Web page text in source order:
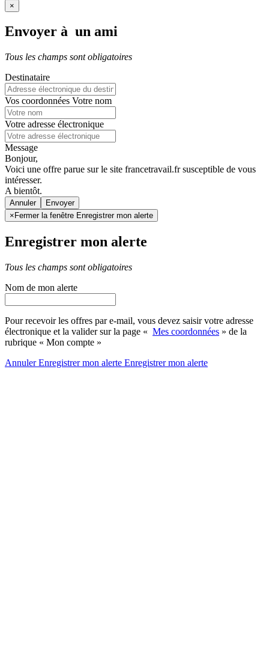
×
Envoyer à un ami
Tous les champs sont obligatoires
Destinataire
Vos coordonnées Votre nom
Votre adresse électronique
Message
Bonjour,
Voici une offre parue sur le site francetravail.fr susceptible de vous
intéresser.
A bientôt.
Annuler
× Fermer la fenêtre Enregistrer mon alerte
Enregistrer mon alerte
Tous les champs sont obligatoires
Nom de mon alerte
Pour recevoir les offres par e-mail, vous devez saisir votre adresse
électronique et la valider sur la page « Mes coordonnées » de la
rubrique « Mon compte »
AnnulerEnregistrer mon alerte Enregistrermon alerte